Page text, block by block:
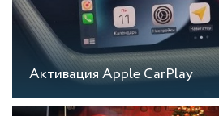
Активация Apple CarPlay